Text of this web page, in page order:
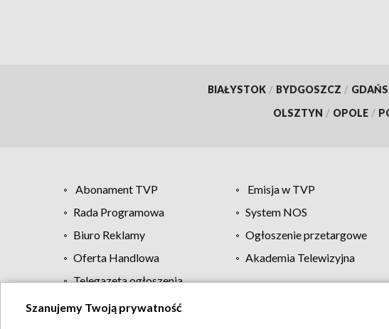
BIAŁYSTOK / BYDGOSZCZ /
OLSZTYN / OPOLE /
Abonament TVP Emisja w TVP
Rada Programowa
System NOS
Biuro Reklamy
Ogłoszenie przetargowe
Oferta Handlowa
Akademia Telewizyjna
Telegazeta ogłoszenia
Szanujemy Twoją prywatność